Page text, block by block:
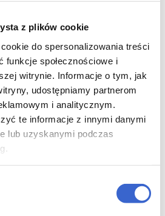
z plików cookie
do spersonalizowania treści
funkcje społecznościowe i
witrynie. Informacje o tym, jak
udostępniamy partnerom
i analitycznym.
te informacje z innymi danymi
lub uzyskanymi podczas
Należy zachować
4 godziny odstępu
a suplementami
wapń, magnez, a także
na żołądek (tzw.
- IPP, np.
i stany zapalne
się w jelitach.
Helicobacter pylori
czy SIBO mogą
jelitowe są zniszczone. W takim
to, jak dużą dawkę leku